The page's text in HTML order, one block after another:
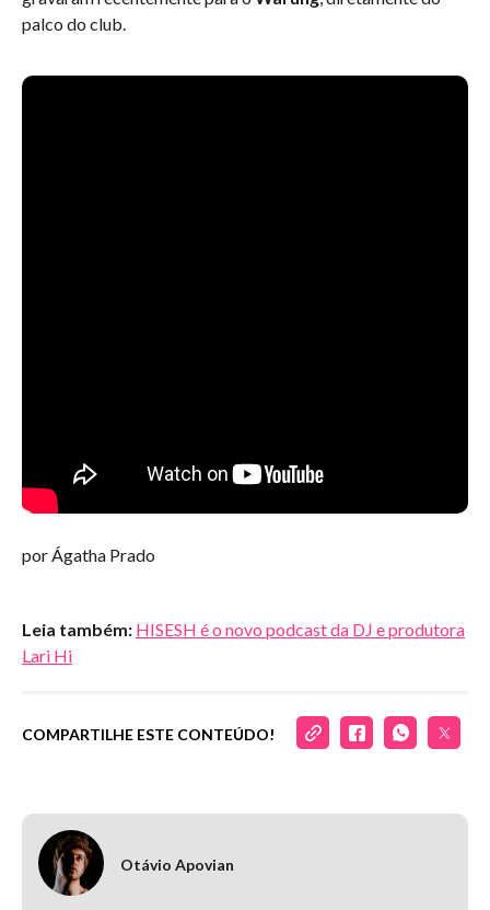
palco do club.
por Ágatha Prado
Leia também: HISESH é o novo podcast da DJ e produtora
Lari Hi
COMPARTILHE ESTE CONTEÚDO!
Otávio Apovian